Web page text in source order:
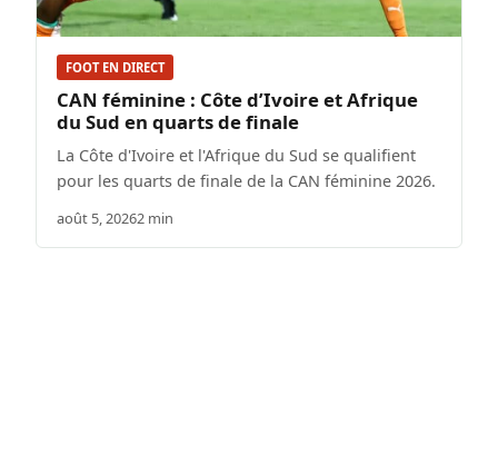
FOOT EN DIRECT
CAN féminine : Côte d’Ivoire et Afrique
du Sud en quarts de finale
La Côte d'Ivoire et l'Afrique du Sud se qualifient
pour les quarts de finale de la CAN féminine 2026.
août 5, 20262 min